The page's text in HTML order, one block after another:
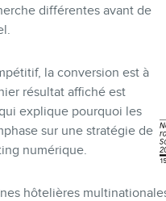
différentes avant de
la conversion est à
résultat affiché est
explique pourquoi les
sur une stratégie de
numérique.
hôtelières